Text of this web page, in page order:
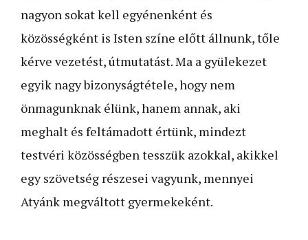
nagyon sokat kell egyénenként és
közösségként is Isten színe előtt állnunk, tőle
kérve vezetést, útmutatást. Ma a gyülekezet
egyik nagy bizonyságtétele, hogy nem
önmagunknak élünk, hanem annak, aki
meghalt és feltámadott értünk, mindezt
testvéri közösségben tesszük azokkal, akikkel
egy szövetség részesei vagyunk, mennyei
Atyánk megváltott gyermekeként.